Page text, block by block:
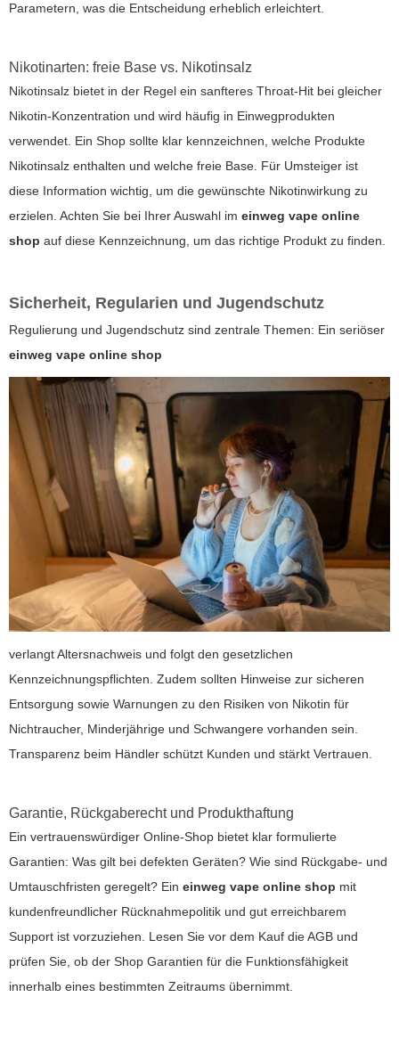
Parametern, was die Entscheidung erheblich erleichtert.
Nikotinarten: freie Base vs. Nikotinsalz
Nikotinsalz bietet in der Regel ein sanfteres Throat-Hit bei gleicher
Nikotin-Konzentration und wird häufig in Einwegprodukten
verwendet. Ein Shop sollte klar kennzeichnen, welche Produkte
Nikotinsalz enthalten und welche freie Base. Für Umsteiger ist
diese Information wichtig, um die gewünschte Nikotinwirkung zu
erzielen. Achten Sie bei Ihrer Auswahl im einweg vape online
shop auf diese Kennzeichnung, um das richtige Produkt zu finden.
Sicherheit, Regularien und Jugendschutz
Regulierung und Jugendschutz sind zentrale Themen: Ein seriöser
einweg vape online shop
verlangt Altersnachweis und folgt den gesetzlichen
Kennzeichnungspflichten. Zudem sollten Hinweise zur sicheren
Entsorgung sowie Warnungen zu den Risiken von Nikotin für
Nichtraucher, Minderjährige und Schwangere vorhanden sein.
Transparenz beim Händler schützt Kunden und stärkt Vertrauen.
Garantie, Rückgaberecht und Produkthaftung
Ein vertrauenswürdiger Online-Shop bietet klar formulierte
Garantien: Was gilt bei defekten Geräten? Wie sind Rückgabe- und
Umtauschfristen geregelt? Ein einweg vape online shop mit
kundenfreundlicher Rücknahmepolitik und gut erreichbarem
Support ist vorzuziehen. Lesen Sie vor dem Kauf die AGB und
prüfen Sie, ob der Shop Garantien für die Funktionsfähigkeit
innerhalb eines bestimmten Zeitraums übernimmt.